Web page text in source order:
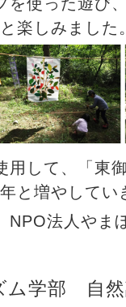
楽しみました
用して、「東
と増やしてい
NPO法人やま
ム学部 自